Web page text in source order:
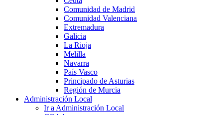
Comunidad de Madrid
Comunidad Valenciana
Extremadura
Galicia
La Rioja
Melilla
Navarra
País Vasco
Principado de Asturias
Región de Murcia
Administración Local
Ir a Administración Local